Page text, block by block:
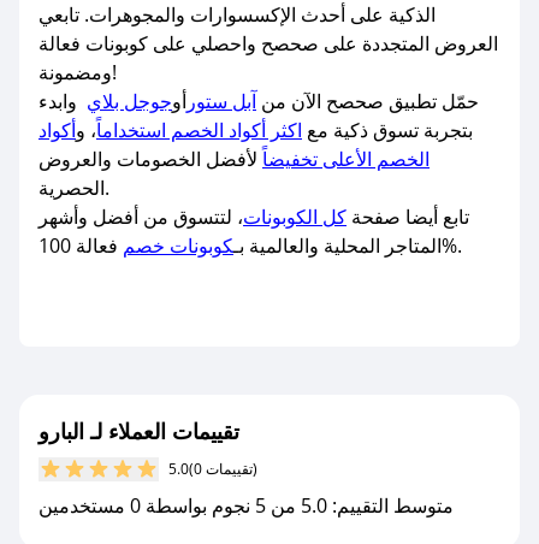
الذكية على أحدث الإكسسوارات والمجوهرات. تابعي
العروض المتجددة على صحصح واحصلي على كوبونات فعالة
ومضمونة!
حمّل تطبيق صحصح الآن من آبل ستور أوجوجل بلاي وابدء
بتجربة تسوق ذكية مع اكثر أكواد الخصم استخداماً، وأكواد
الخصم الأعلى تخفيضاًلأفضل الخصومات والعروض
الحصرية.
تابع أيضا صفحة كل الكوبونات، لتتسوق من أفضل وأشهر
المتاجر المحلية والعالمية بـكوبونات خصم فعالة 100%.
تقييمات العملاء لـ البارو
5.0 (0 تقييمات)
متوسط التقييم: 5.0 من 5 نجوم بواسطة 0 مستخدمين